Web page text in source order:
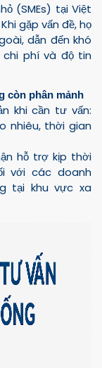
(SMEs) tại Việt
gặp vấn đề, họ
dẫn đến khó
chi phí và độ tin
còn phân mảnh
khi cần tư vấn:
nhiêu, thời gian
hỗ trợ kịp thời
với các doanh
tại khu vực xa